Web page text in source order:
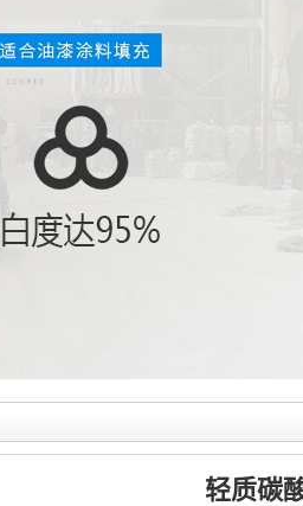
轻质碳